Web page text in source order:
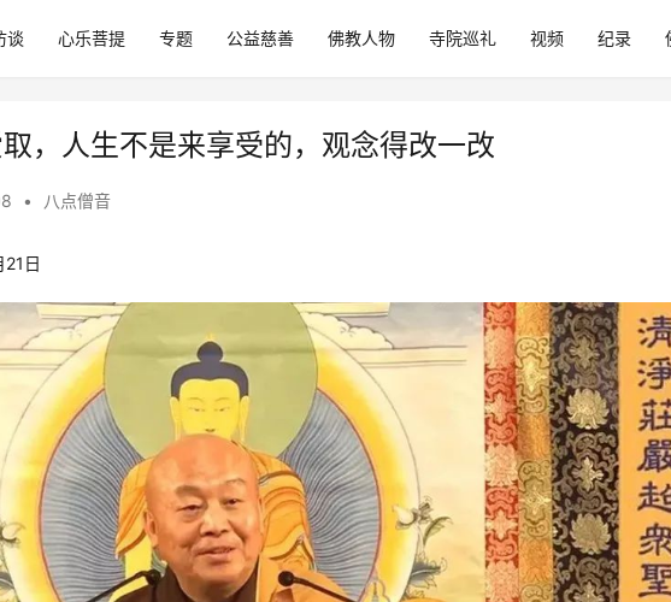
谈 心乐菩提 专题 公益慈善 佛教人物 寺院巡礼 视频 纪录
，人生不是来享受的，观念得改一改
• 八点僧音
日